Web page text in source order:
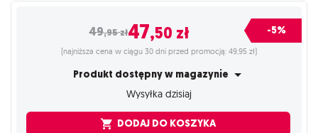
49,95zł47,50 zł -5%
(najniższa cena w ciągu 30 dni przed promocją: 49,95 zł)
Produkt dostępny w magazynie
Wysyłka dzisiaj
DODAJ DO KOSZYKA